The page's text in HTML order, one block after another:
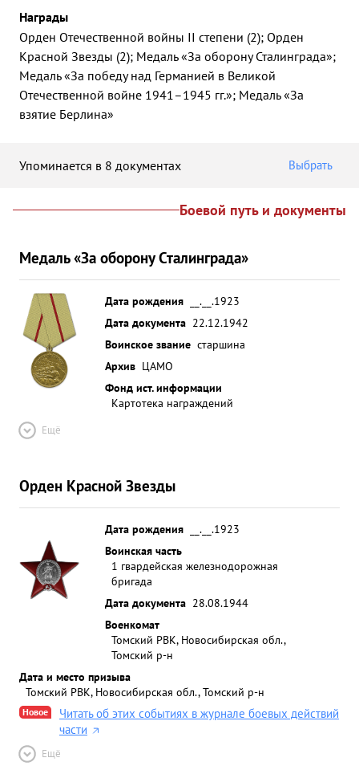
Награды
Орден Отечественной войны II степени (2); Орден
Красной Звезды (2); Медаль «За оборону Сталинграда»;
Медаль «За победу над Германией в Великой
Отечественной войне 1941–1945 гг.»; Медаль «За
взятие Берлина»
Упоминается в 8 документах Выбрать
Боевой путь и документы
Медаль «За оборону Сталинграда»
Дата рождения
__.__.1923
Дата документа 22.12.1942
Воинское звание старшина
Архив ЦАМО
Фонд ист. информации
Картотека награждений
Ещё
Орден Красной Звезды
Дата рождения
__.__.1923
Воинская часть
1 гвардейская железнодорожная
бригада
Дата документа 28.08.1944
Военкомат
Томский РВК, Новосибирская обл.,
Томский р-н
Дата и место призыва
Томский РВК, Новосибирская обл., Томский р-н
Новое
Читать об этих событиях в журнале боевых действий
части
Ещё